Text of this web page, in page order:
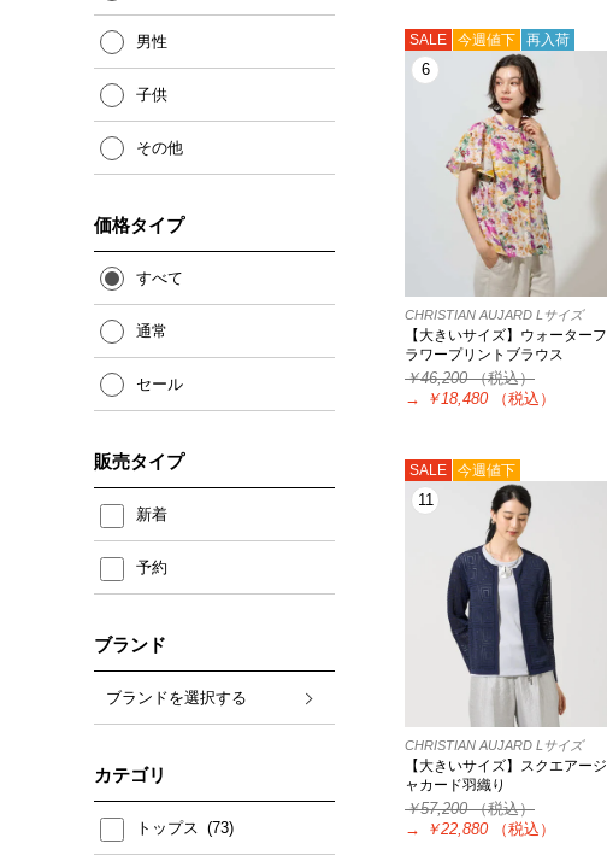
男性
子供
その他
価格タイプ
すべて
通常
セール
販売タイプ
新着
予約
ブランド
ブランドを選択する
カテゴリ
トップス
SALE 今週値下 再入荷
6
CHRISTIAN AUJARD Lサイズ
【大きいサイズ】ウォーターフ
ラワープリントブラウス
￥46,200（税込）
→
￥18,480 （税込）
SALE 今週値下
11
CHRISTIAN AUJARD Lサイズ
【大きいサイズ】スクエアージ
ャカード羽織り
￥57,200（税込）
→
￥22,880 （税込）